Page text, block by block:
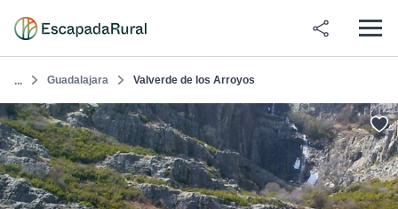
... Guadalajara Valverde de los Arroyos